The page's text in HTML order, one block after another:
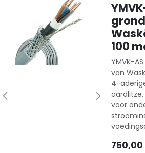
100
YMVK-
van
4-
voor
750,00